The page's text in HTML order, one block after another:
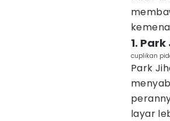
1.
cuplikan
Park
layar